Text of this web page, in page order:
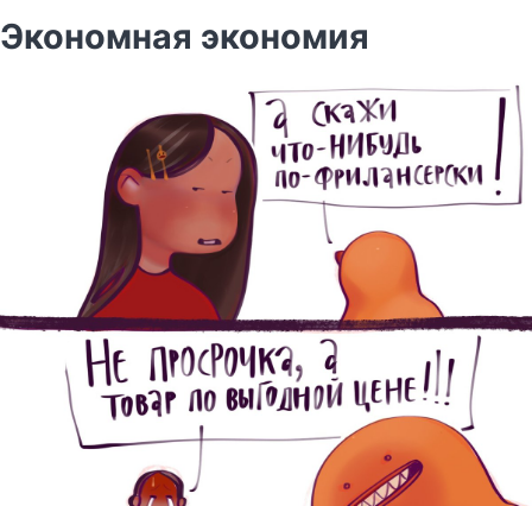
Экономная экономия